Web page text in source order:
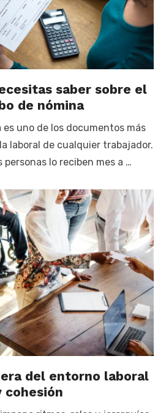
saber sobre el
de nómina
es uno de los documentos más
laboral de cualquier trabajador.
lo reciben mes a …
del entorno laboral
cohesión